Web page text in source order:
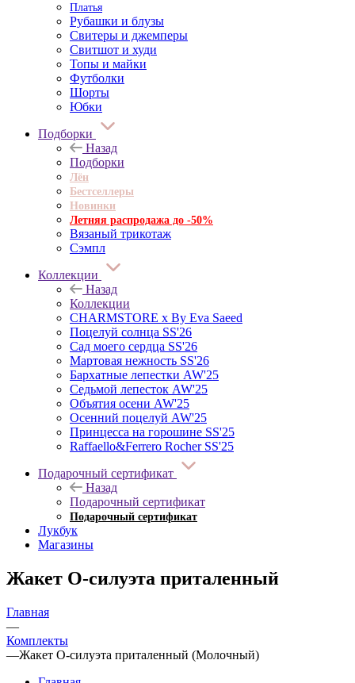
Платья
Рубашки и блузы
Свитеры и джемперы
Свитшот и худи
Топы и майки
Футболки
Шорты
Юбки
Подборки
Назад
Подборки
Лён
Бестселлеры
Новинки
Летняя распродажа до -50%
Вязаный трикотаж
Сэмпл
Коллекции
Назад
Коллекции
CHARMSTORE х By Eva Saeed
Поцелуй солнца SS'26
Сад моего сердца SS'26
Мартовая нежность SS'26
Бархатные лепестки AW'25
Седьмой лепесток AW'25
Объятия осени AW'25
Осенний поцелуй AW'25
Принцесса на горошине SS'25
Raffaello&Ferrero Rocher SS'25
Подарочный сертификат
Назад
Подарочный сертификат
Подарочный сертификат
Лукбук
Магазины
Жакет О-силуэта приталенный
Главная
—
Комплекты
—Жакет О-силуэта приталенный (Молочный)